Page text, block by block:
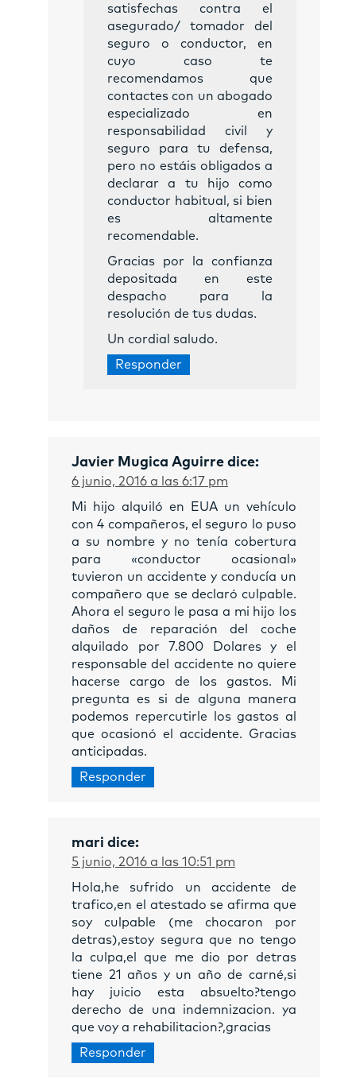
satisfechas contra el
asegurado/ tomador del
seguro o conductor, en
cuyo caso te
recomendamos que
contactes con un abogado
especializado en
responsabilidad civil y
seguro para tu defensa,
pero no estáis obligados a
declarar a tu hijo como
conductor habitual, si bien
es altamente
recomendable.
Gracias por la confianza
depositada en este
despacho para la
resolución de tus dudas.
Un cordial saludo.
Responder
Javier Mugica Aguirre dice:
6 junio, 2016 a las 6:17 pm
Mi hijo alquiló en EUA un vehículo
con 4 compañeros, el seguro lo puso
a su nombre y no tenía cobertura
para «conductor ocasional»
tuvieron un accidente y conducía un
compañero que se declaró culpable.
Ahora el seguro le pasa a mi hijo los
daños de reparación del coche
alquilado por 7.800 Dolares y el
responsable del accidente no quiere
hacerse cargo de los gastos. Mi
pregunta es si de alguna manera
podemos repercutirle los gastos al
que ocasionó el accidente. Gracias
anticipadas.
Responder
mari dice:
5 junio, 2016 a las 10:51 pm
Hola,he sufrido un accidente de
trafico,en el atestado se afirma que
soy culpable (me chocaron por
detras),estoy segura que no tengo
la culpa,el que me dio por detras
tiene 21 años y un año de carné,si
hay juicio esta absuelto?tengo
derecho de una indemnizacion. ya
que voy a rehabilitacion?,gracias
Responder